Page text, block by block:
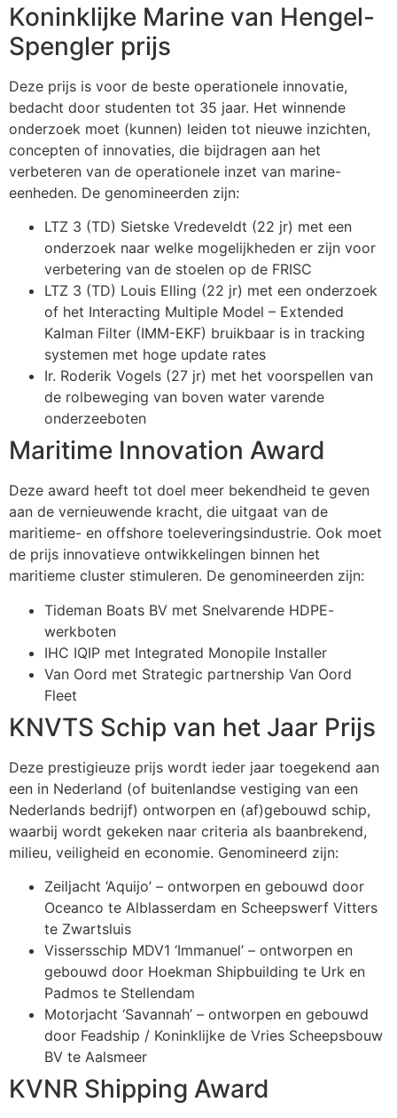
Koninklijke Marine van Hengel-
Spengler prijs
Deze prijs is voor de beste operationele innovatie,
bedacht door studenten tot 35 jaar. Het winnende
onderzoek moet (kunnen) leiden tot nieuwe inzichten,
concepten of innovaties, die bijdragen aan het
verbeteren van de operationele inzet van marine-
eenheden. De genomineerden zijn:
LTZ 3 (TD) Sietske Vredeveldt (22 jr) met een
onderzoek naar welke mogelijkheden er zijn voor
verbetering van de stoelen op de FRISC
LTZ 3 (TD) Louis Elling (22 jr) met een onderzoek
of het Interacting Multiple Model – Extended
Kalman Filter (IMM-EKF) bruikbaar is in tracking
systemen met hoge update rates
Ir. Roderik Vogels (27 jr) met het voorspellen van
de rolbeweging van boven water varende
onderzeeboten
Maritime Innovation Award
Deze award heeft tot doel meer bekendheid te geven
aan de vernieuwende kracht, die uitgaat van de
maritieme- en offshore toeleveringsindustrie. Ook moet
de prijs innovatieve ontwikkelingen binnen het
maritieme cluster stimuleren. De genomineerden zijn:
Tideman Boats BV met Snelvarende HDPE-
werkboten
IHC IQIP met Integrated Monopile Installer
Van Oord met Strategic partnership Van Oord
Fleet
KNVTS Schip van het Jaar Prijs
Deze prestigieuze prijs wordt ieder jaar toegekend aan
een in Nederland (of buitenlandse vestiging van een
Nederlands bedrijf) ontworpen en (af)gebouwd schip,
waarbij wordt gekeken naar criteria als baanbrekend,
milieu, veiligheid en economie. Genomineerd zijn:
Zeiljacht ‘Aquijo’ – ontworpen en gebouwd door
Oceanco te Alblasserdam en Scheepswerf Vitters
te Zwartsluis
Vissersschip MDV1 ‘Immanuel’ – ontworpen en
gebouwd door Hoekman Shipbuilding te Urk en
Padmos te Stellendam
Motorjacht ‘Savannah’ – ontworpen en gebouwd
door Feadship / Koninklijke de Vries Scheepsbouw
BV te Aalsmeer
KVNR Shipping Award